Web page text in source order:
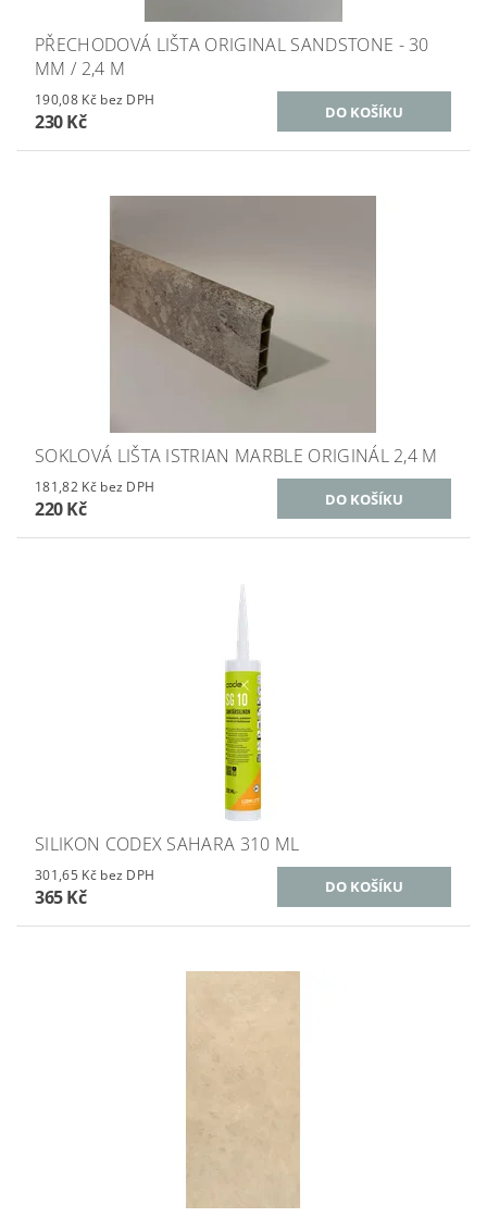
PŘECHODOVÁ LIŠTA ORIGINAL SANDSTONE - 30
MM / 2,4 M
190,08 Kč bez DPH
230 Kč
SOKLOVÁ LIŠTA ISTRIAN MARBLE ORIGINÁL 2,4 M
181,82 Kč bez DPH
220 Kč
SILIKON CODEX SAHARA 310 ML
301,65 Kč bez DPH
365 Kč